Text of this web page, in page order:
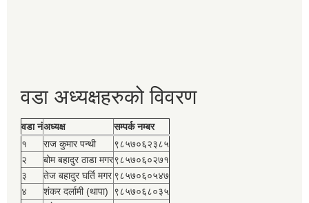
वडा अध्यक्षहरुको विवरण
वडा नंअध्यक्ष
सम्पर्क नम्बर
१
राज कुमार पन्थी
९८५७०६२३८५
२
बोम बहादुर ठाडा मगर९८५७०६०२७१
३
तेज बहादुर घर्ति मगर ९८५७०६०५४७
४
शंकर दर्लामी (थापा)
९८५७०६८०३५